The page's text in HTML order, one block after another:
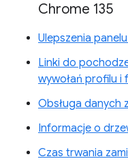
Chrome 135
Ulepszenia
Linki do
wywołań profilu i
Obsługa danych
Informacje o
Czas trwania